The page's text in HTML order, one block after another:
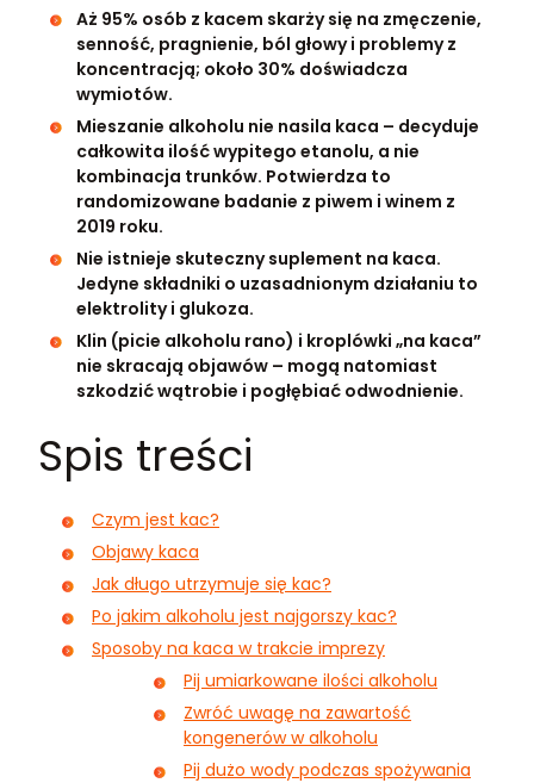
Aż 95% osób z kacem skarży się na zmęczenie,
senność, pragnienie, ból głowy i problemy z
koncentracją; około 30% doświadcza
wymiotów.
Mieszanie alkoholu nie nasila kaca – decyduje
całkowita ilość wypitego etanolu, a nie
kombinacja trunków. Potwierdza to
randomizowane badanie z piwem i winem z
2019 roku.
Nie istnieje skuteczny suplement na kaca.
Jedyne składniki o uzasadnionym działaniu to
elektrolity i glukoza.
Klin (picie alkoholu rano) i kroplówki „na kaca”
nie skracają objawów – mogą natomiast
szkodzić wątrobie i pogłębiać odwodnienie.
Spis treści
Czym jest kac?
Objawy kaca
Jak długo utrzymuje się kac?
Po jakim alkoholu jest najgorszy kac?
Sposoby na kaca w trakcie imprezy
Pij umiarkowane ilości alkoholu
Zwróć uwagę na zawartość
kongenerów w alkoholu
Pij dużo wody podczas spożywania